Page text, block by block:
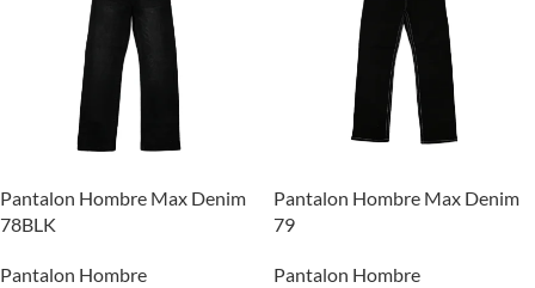
Pantalon Hombre Max Denim
78BLK
Pantalon Hombre
Pantalon Hombre Max Denim
79
Pantalon Hombre